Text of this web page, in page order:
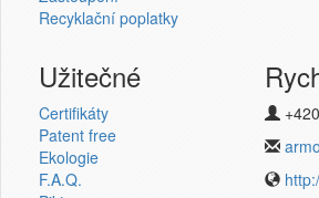
Nová registrace
Termotransferové pásky
v novém e-shopu
Recyklační poplatky
Užitečné
Certifikáty
Patent free
Ekologie
F.A.Q.